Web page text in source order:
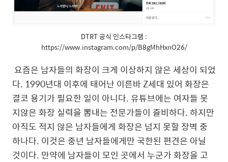
DTRT 공식 인스타그램 :
https://www.instagram.com/p/B8gMhHxnO26/
요즘은 남자들의 화장이 크게 이상하지 않은 세상이 되었
다. 1990년대 이후에 태어난 이른바Z세대 있어 화장은
결코 용기가 필요한 일이 아니다. 유튜브에는 여자들 못
지않은 화장 실력을 뽐내는 전문가들이 즐비하다.하지만
아직도 적지 않은 남자들에게 화장은 넘지 못할 장벽 중
하나다. 이것은 중년 남자들에게만 국한된 편견은 아닐
것이다. 만약에 남자들이 모인 곳에서 누군가 화장을 고